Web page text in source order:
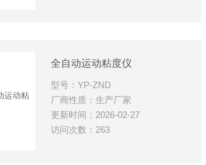
全自动运动粘度仪
型号：YP-ZND
厂商性质：生产厂家
更新时间：2026-02-27
访问次数：263